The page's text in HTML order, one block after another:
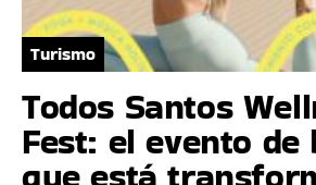
Turismo
Todos Santos
Fest: el evento